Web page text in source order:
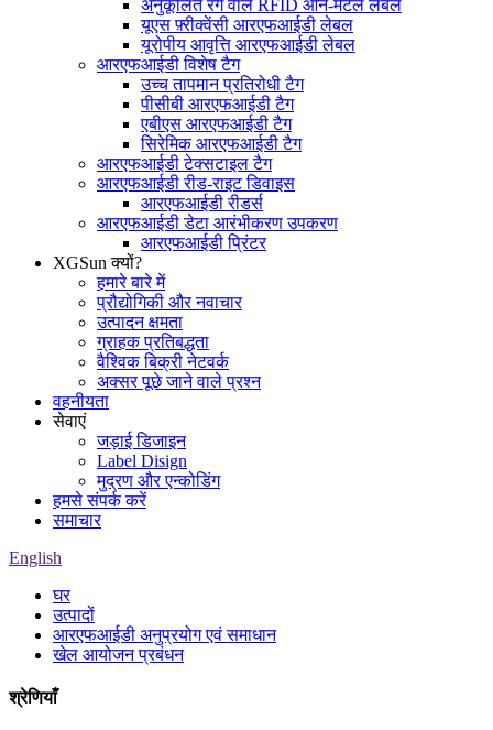
अनुकूलित रंग वाले RFID ऑन-मेटल लेबल
यूएस फ़्रीक्वेंसी आरएफआईडी लेबल
यूरोपीय आवृत्ति आरएफआईडी लेबल
आरएफआईडी विशेष टैग
उच्च तापमान प्रतिरोधी टैग
पीसीबी आरएफआईडी टैग
एबीएस आरएफआईडी टैग
सिरेमिक आरएफआईडी टैग
आरएफआईडी टेक्सटाइल टैग
आरएफआईडी रीड-राइट डिवाइस
आरएफआईडी रीडर्स
आरएफआईडी डेटा आरंभीकरण उपकरण
आरएफआईडी प्रिंटर
XGSun क्यों?
हमारे बारे में
प्रौद्योगिकी और नवाचार
उत्पादन क्षमता
ग्राहक प्रतिबद्धता
वैश्विक बिक्री नेटवर्क
अक्सर पूछे जाने वाले प्रश्न
वहनीयता
सेवाएं
जड़ाई डिजाइन
Label Disign
मुद्रण और एन्कोडिंग
हमसे संपर्क करें
समाचार
English
घर
उत्पादों
आरएफआईडी अनुप्रयोग एवं समाधान
खेल आयोजन प्रबंधन
श्रेणियाँ